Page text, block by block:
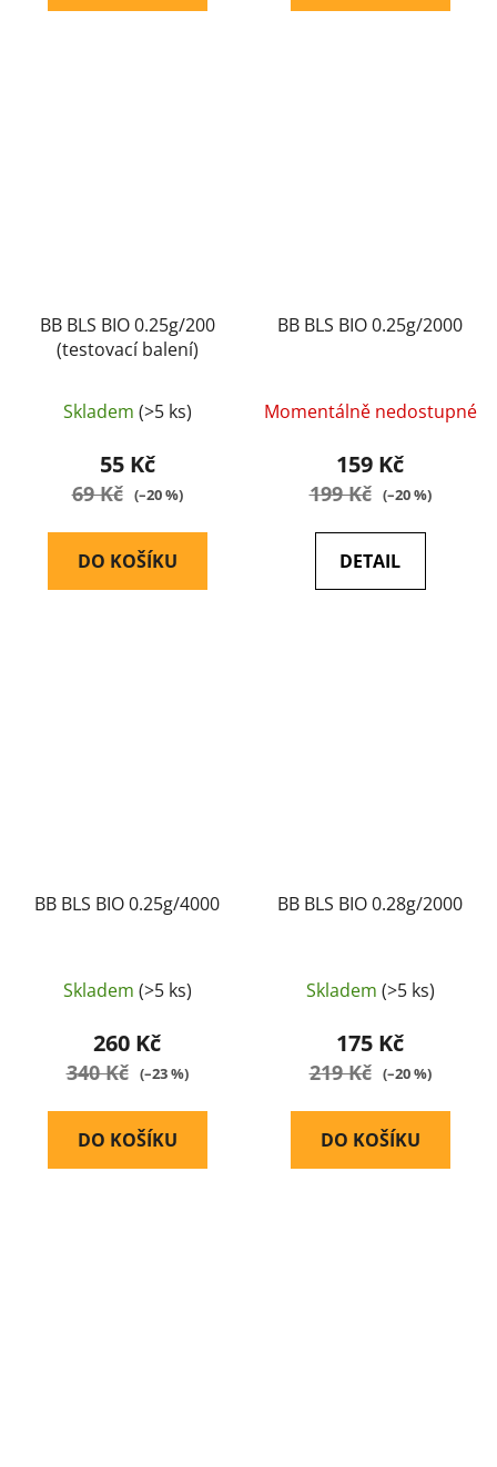
BB BLS BIO 0.25g/200
(testovací balení)
Skladem (>5 ks)
55 Kč
69 Kč (–20 %)
DO KOŠÍKU
BB BLS BIO 0.25g/2000
Momentálně nedostupné
159 Kč
199 Kč (–20 %)
DETAIL
BB BLS BIO 0.25g/4000
Skladem (>5 ks)
260 Kč
340 Kč (–23 %)
DO KOŠÍKU
BB BLS BIO 0.28g/2000
Skladem (>5 ks)
175 Kč
219 Kč (–20 %)
DO KOŠÍKU